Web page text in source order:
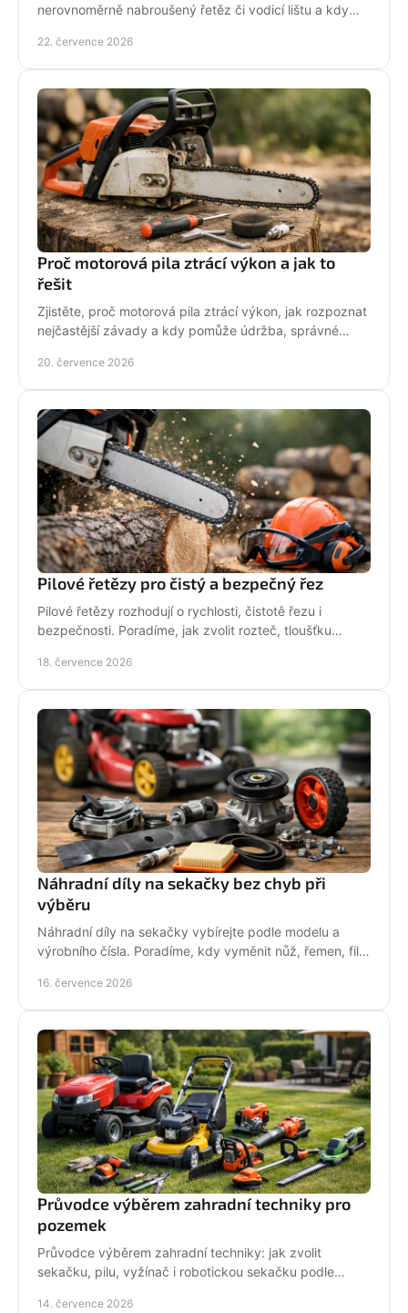
nerovnoměrně nabroušený řetěz či vodicí lištu a kdy
22. července 2026
Proč motorová pila ztrácí výkon a jak to
řešit
Zjistěte, proč motorová pila ztrácí výkon, jak rozpoznat
nejčastější závady a kdy pomůže údržba, správné
20. července 2026
Pilové řetězy pro čistý a bezpečný řez
Pilové řetězy rozhodují o rychlosti, čistotě řezu i
bezpečnosti. Poradíme, jak zvolit rozteč, tloušťku
18. července 2026
Náhradní díly na sekačky bez chyb při
výběru
Náhradní díly na sekačky vybírejte podle modelu a
výrobního čísla. Poradíme, kdy vyměnit nůž, řemen, filtr
16. července 2026
Průvodce výběrem zahradní techniky pro
pozemek
Průvodce výběrem zahradní techniky: jak zvolit
sekačku, pilu, vyžínač i robotickou sekačku podle
podpory.
14. července 2026